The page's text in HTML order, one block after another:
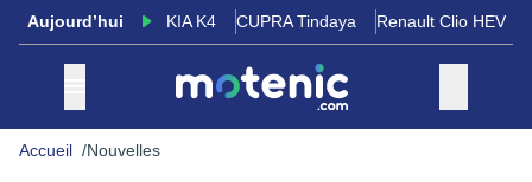
Aujourd’hui KIA K4 CUPRA Tindaya Renault Clio HEV
Accueil Nouvelles